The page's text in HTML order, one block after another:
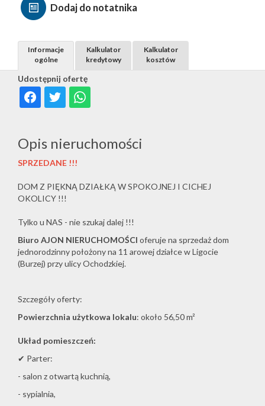
Dodaj do notatnika
Udostępnij ofertę
Informacje
ogólne
Kalkulator
kredytowy
Kalkulator
kosztów
Opis nieruchomości
SPRZEDANE !!!
DOM Z PIĘKNĄ DZIAŁKĄ W SPOKOJNEJ I CICHEJ
OKOLICY !!!
Tylko u NAS - nie szukaj dalej !!!
Biuro AJON NIERUCHOMOŚCI oferuje na sprzedaż dom
jednorodzinny położony na 11 arowej działce w Ligocie
(Burzej) przy ulicy Ochodzkiej.
Szczegóły oferty:
Powierzchnia użytkowa lokalu: około 56,50 m²
Układ pomieszczeń:
✔ Parter:
- salon z otwartą kuchnią,
- sypialnia,